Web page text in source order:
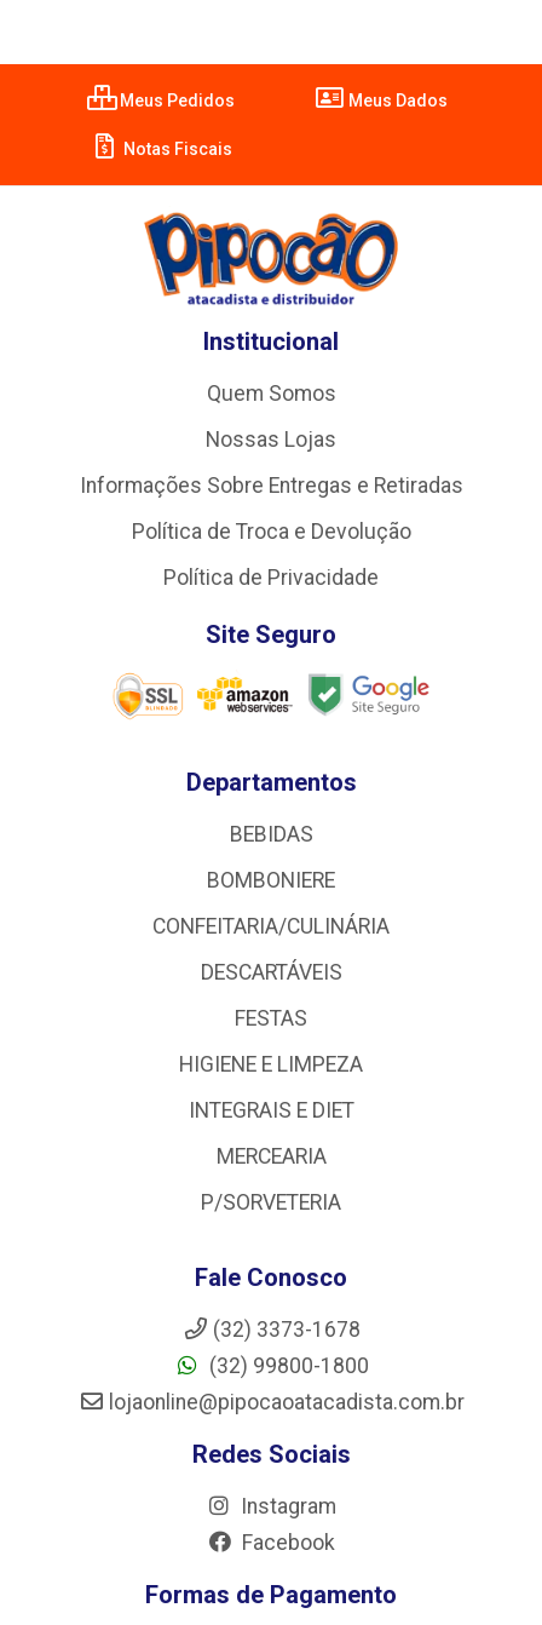
Meus Pedidos Meus Dados
Notas Fiscais
Institucional
Quem Somos
Nossas Lojas
Informações Sobre Entregas e Retiradas
Política de Troca e Devolução
Política de Privacidade
Site Seguro
Departamentos
BEBIDAS
BOMBONIERE
CONFEITARIA/CULINÁRIA
DESCARTÁVEIS
FESTAS
HIGIENE E LIMPEZA
INTEGRAIS E DIET
MERCEARIA
P/SORVETERIA
Fale Conosco
(32) 3373-1678
(32) 99800-1800
lojaonline@pipocaoatacadista.com.br
Redes Sociais
Instagram
Facebook
Formas de Pagamento